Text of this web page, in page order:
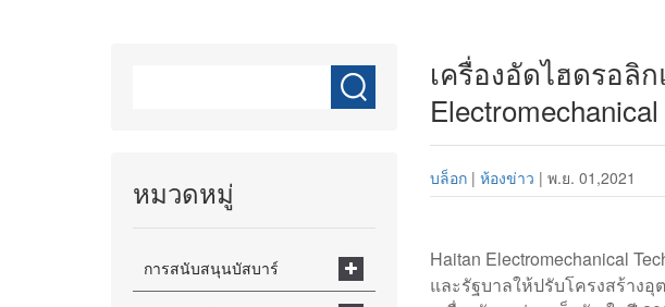
หมวดหมู่
การสนับสนุนบัสบาร์
เครื่องอัดไฮดรอลิ
บล็อก| ห้องข่าว | พ.ย. 01,2021
Haitan Electromechanical
และรัฐบาลให้ปรับโครงสร้าง